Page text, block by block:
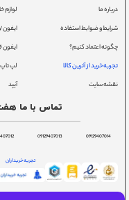
درباره ما
شرایط و ضوابط استفاده
چگونه اعتماد کنیم؟
تجربه خرید از آترین کالا
نقشه سایت
لوازم
ایفون ۱۷
ایفون ۱۶
لپ تاپ
آیپد
تماس با ما هفت
09129407014
09129407013
تجربه خریداران